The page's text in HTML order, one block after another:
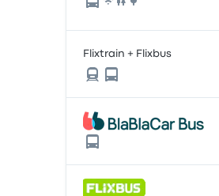
Flixtrain + Flixbus